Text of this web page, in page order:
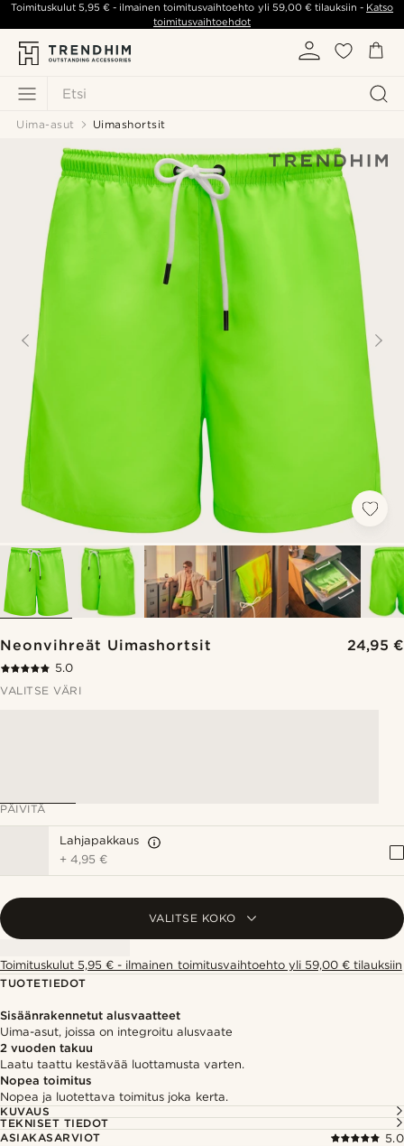
Etsi
Toimituskulut5,95 € - ilmainen toimitusvaihtoehto yli 59,00 €tilauksiin - Katso
toimitusvaihtoehdot
Uima-asut Uimashortsit
Neonvihreät Uimashortsit 24,95 €
5.0
VALITSE VÄRI
PÄIVITÄ
Lahjapakkaus
+4,95 €
VALITSE KOKO
Toimituskulut 5,95 € - ilmainen toimitusvaihtoehto yli 59,00 € tilauksiin
TUOTETIEDOT
Sisäänrakennetut alusvaatteet
Uima-asut, joissa on integroitu alusvaate
2 vuoden takuu
Laatu taattu kestävää luottamusta varten.
Nopea toimitus
Nopea ja luotettava toimitus joka kerta.
KUVAUS
TEKNISET TIEDOT
ASIAKASARVIOT
5.0